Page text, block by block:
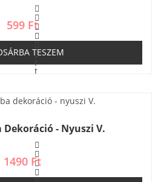
É
r
t
e
l
s
:
0
/
5
599 Ft
TESZEM
Dekoráció - Nyuszi V.
1490 Ft